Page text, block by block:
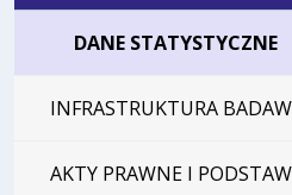
DANE STATYSTYCZNE
INFRASTRUKTURA
AKTY PRAWNE I